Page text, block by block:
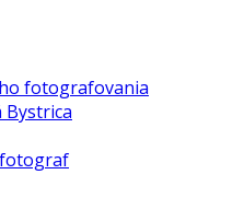
fotografovania
Bystrica